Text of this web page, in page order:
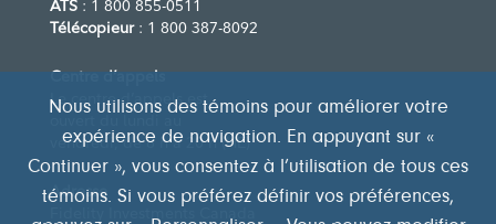
ATS : 1 800 855-0511
Télécopieur: 1 800 387-8092
Centre d’appels
Le centre d’appels est
vendredi, de 8 h à 20 h (HE)
Adresse
Fidelity Investments Canada
Nous utilisons des témoins pour améliorer votre
expérience de navigation. En appuyant sur «
Continuer », vous consentez à l’utilisation de tous ces
témoins. Si vous préférez définir vos préférences,